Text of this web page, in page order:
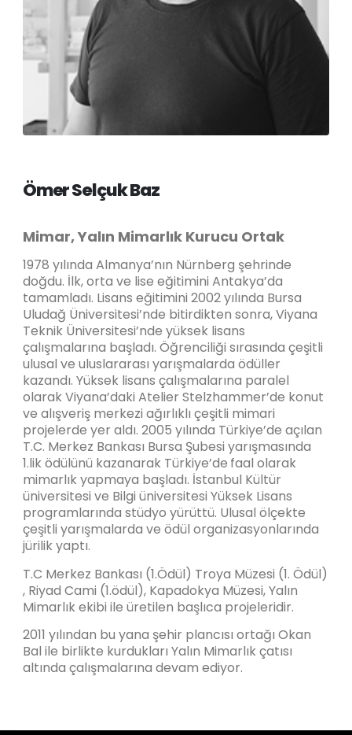
Ömer Selçuk Baz
Mimar, Yalın Mimarlık Kurucu Ortak
1978 yılında Almanya’nın Nürnberg şehrinde
doğdu. İlk, orta ve lise eğitimini Antakya’da
tamamladı. Lisans eğitimini 2002 yılında Bursa
Uludağ Üniversitesi’nde bitirdikten sonra, Viyana
Teknik Üniversitesi’nde yüksek lisans
çalışmalarına başladı. Öğrenciliği sırasında çeşitli
ulusal ve uluslararası yarışmalarda ödüller
kazandı. Yüksek lisans çalışmalarına paralel
olarak Viyana’daki Atelier Stelzhammer’de konut
ve alışveriş merkezi ağırlıklı çeşitli mimari
projelerde yer aldı. 2005 yılında Türkiye’de açılan
T.C. Merkez Bankası Bursa Şubesi yarışmasında
1.lik ödülünü kazanarak Türkiye’de faal olarak
mimarlık yapmaya başladı. İstanbul Kültür
üniversitesi ve Bilgi üniversitesi Yüksek Lisans
programlarında stüdyo yürüttü. Ulusal ölçekte
çeşitli yarışmalarda ve ödül organizasyonlarında
jürilik yaptı.
T.C Merkez Bankası (1.Ödül) Troya Müzesi (1. Ödül)
, Riyad Cami (1.ödül), Kapadokya Müzesi, Yalın
Mimarlık ekibi ile üretilen başlıca projeleridir.
2011 yılından bu yana şehir plancısı ortağı Okan
Bal ile birlikte kurdukları Yalın Mimarlık çatısı
altında çalışmalarına devam ediyor.